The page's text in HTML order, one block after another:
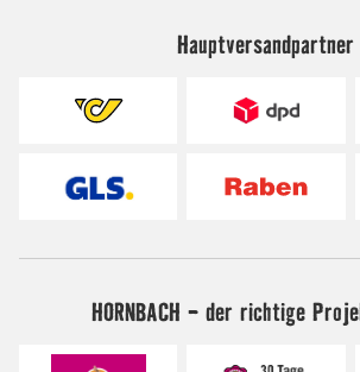
Hauptversandpartner
HORNBACH - der richtige